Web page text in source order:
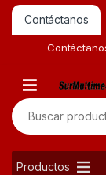
Contáctanos
Buscar por:
Productos